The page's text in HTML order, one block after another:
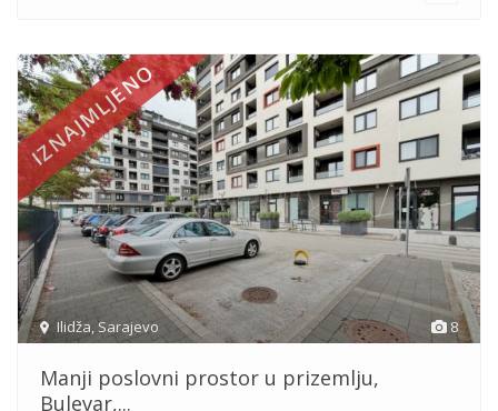
8
Ilidža Sarajevo
IZNAJMLJENO
Manji poslovni prostor u prizemlju,
Bulevar,...